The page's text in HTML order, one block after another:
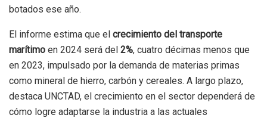
botados ese año.
El informe estima que el crecimiento del transporte
marítimo en 2024 será del 2%, cuatro décimas menos que
en 2023, impulsado por la demanda de materias primas
como mineral de hierro, carbón y cereales. A largo plazo,
destaca UNCTAD, el crecimiento en el sector dependerá de
cómo logre adaptarse la industria a las actuales